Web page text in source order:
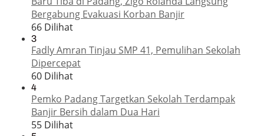
Bergabung Evakuasi Korban Banjir
66 Dilihat
3
Fadly Amran Tinjau SMP 41, Pemulihan Sekolah
Dipercepat
60 Dilihat
4
Pemko Padang Targetkan Sekolah Terdampak
Banjir Bersih dalam Dua Hari
55 Dilihat